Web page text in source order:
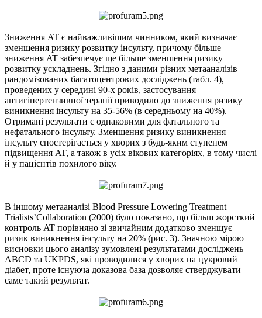
Зниження AT є найважливішим чинником, який визначає
зменшення ризику розвитку інсульту, причому більше
зниження AT забезпечує ще більше зменшення ризику
розвитку ускладнень. Згідно з даними різних метааналізів
рандомізованих багатоцентрових досліджень (табл. 4),
проведених у середині 90-х років, застосування
антигіпертензивної терапії приводило до зниження ризику
виникнення інсульту на 35-56% (в середньому на 40%).
Отримані результати є однаковими для фатального та
нефатального інсульту. Зменшення ризику виникнення
інсульту спостерігається у хворих з будь-яким ступенем
підвищення AT, а також в усіх вікових категоріях, в тому числі
й у пацієнтів похилого віку.
В іншому метааналізі Blood Pressure Lowering Treatment
Trialists’Collaboration (2000) було показано, що більш жорсткий
контроль AT порівняно зі звичайним додатково зменшує
ризик виникнення інсульту на 20% (рис. 3). Значною мірою
висновки цього аналізу зумовлені результатами досліджень
ABCD та UKPDS, які проводилися у хворих на цукровий
діабет, проте існуюча доказова база дозволяє стверджувати
саме такий результат.